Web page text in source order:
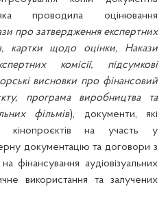
проводила оцінювання
про затвердження експертних
картки щодо оцінки, Накази
комісії, підсумкові
висновки про фінансовий
програма виробництва та
фільмів), документи, які
кінопроєктів на участь у
документацію та договори з
фінансування аудіовізуальних
використання та залучених